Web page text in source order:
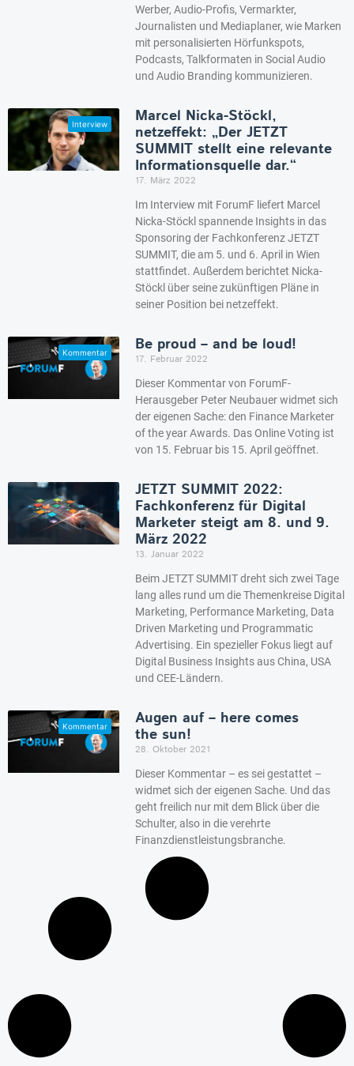
Werber, Audio-Profis, Vermarkter,
Journalisten und Mediaplaner, wie Marken
mit personalisierten Hörfunkspots,
Podcasts, Talkformaten in Social Audio
und Audio Branding kommunizieren.
Marcel Nicka-Stöckl,
netzeffekt: „Der JETZT
SUMMIT stellt eine relevante
Informationsquelle dar.“
17. März 2022
Im Interview mit ForumF liefert Marcel
Nicka-Stöckl spannende Insights in das
Sponsoring der Fachkonferenz JETZT
SUMMIT, die am 5. und 6. April in Wien
stattfindet. Außerdem berichtet Nicka-
Stöckl über seine zukünftigen Pläne in
seiner Position bei netzeffekt.
Be proud – and be loud!
17. Februar 2022
Dieser Kommentar von ForumF-
Herausgeber Peter Neubauer widmet sich
der eigenen Sache: den Finance Marketer
of the year Awards. Das Online Voting ist
von 15. Februar bis 15. April geöffnet.
JETZT SUMMIT 2022:
Fachkonferenz für Digital
Marketer steigt am 8. und 9.
März 2022
13. Januar 2022
Beim JETZT SUMMIT dreht sich zwei Tage
lang alles rund um die Themenkreise Digital
Marketing, Performance Marketing, Data
Driven Marketing und Programmatic
Advertising. Ein spezieller Fokus liegt auf
Digital Business Insights aus China, USA
und CEE-Ländern.
Augen auf – here comes
the sun!
28. Oktober 2021
Dieser Kommentar – es sei gestattet –
widmet sich der eigenen Sache. Und das
geht freilich nur mit dem Blick über die
Schulter, also in die verehrte
Finanzdienstleistungsbranche.